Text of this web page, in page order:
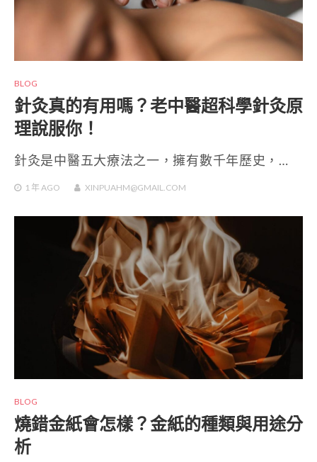
BLOG
針灸真的有用嗎？老中醫超科學針灸原
理說服你！
針灸是中醫五大療法之一，擁有數千年歷史，…
1 年 AGO XINPUAHM@GMAIL.COM
BLOG
燒錯金紙會怎樣？金紙的種類與用途分
析